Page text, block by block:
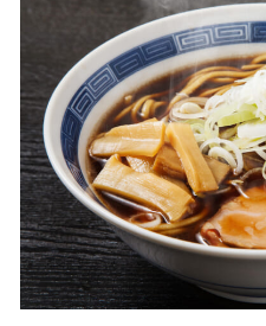
12. 氷見牛
13. とろろ昆布
14. 富山おでん
15.五箇山豆腐
富山の名物グルメが
1. 西町大喜 西町
2. 糸庄
3. 麺処スパロー